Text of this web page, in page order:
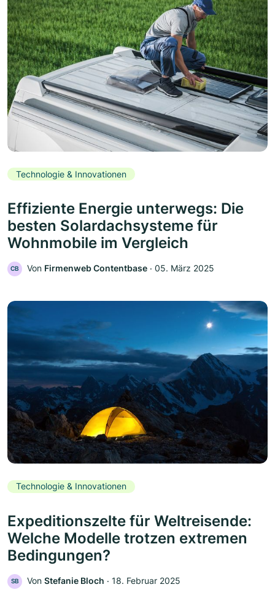
Technologie & Innovationen
Effiziente Energie unterwegs: Die
besten Solardachsysteme für
Wohnmobile im Vergleich
CB Von Firmenweb Contentbase ‧ 05. März 2025
Technologie & Innovationen
Expeditionszelte für Weltreisende:
Welche Modelle trotzen extremen
Bedingungen?
SB Von Stefanie Bloch ‧ 18. Februar 2025